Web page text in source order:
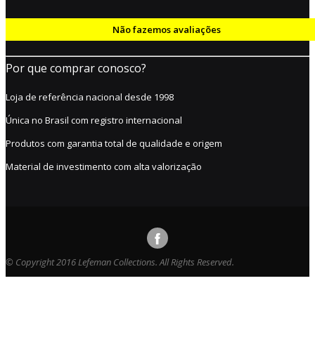
Não fazemos avaliações
Por que comprar conosco?
Loja de referência nacional desde 1998
Única no Brasil com registro internacional
Produtos com garantia total de qualidade e origem
Material de investimento com alta valorização
© Copyright 2016 Lefeman Collections. All Rights Reserved.